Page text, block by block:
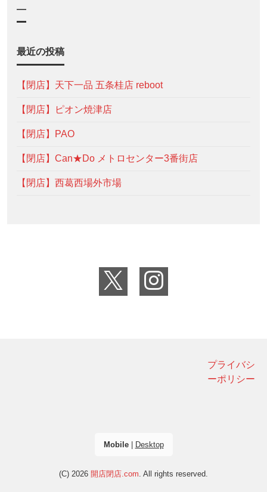
—
最近の投稿
【閉店】天下一品 五条桂店 reboot
【閉店】ピオン焼津店
【閉店】PAO
【閉店】Can★Do メトロセンター3番街店
【閉店】西葛西場外市場
プライバシ
ーポリシー
Mobile| Desktop
(C) 2026 開店閉店.com . All rights reserved.